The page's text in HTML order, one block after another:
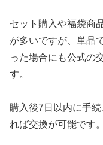
セット購入や福袋商
が多いですが、単品
った場合にも公式の
す。
購入後7日以内に手
れば交換が可能です。